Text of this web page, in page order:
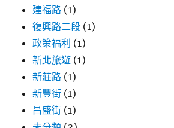
建福路 (1)
復興路二段 (1)
政策福利 (1)
新北旅遊 (1)
新莊路 (1)
新豐街 (1)
昌盛街 (1)